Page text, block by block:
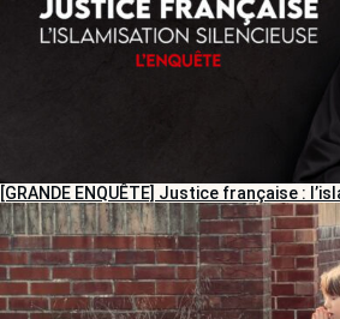
[GRANDE ENQUÊTE] Justice française :